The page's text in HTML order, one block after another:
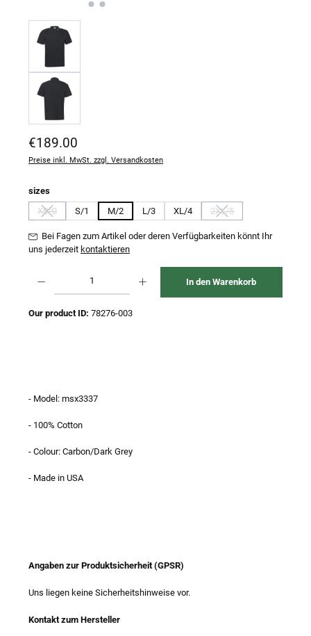
Regulärer Preis:
€189.00
Preise inkl. MwSt. zzgl. Versandkosten
sizesauswählen
XS/0
(Diese Option ist zurzeit nicht verfügbar.)
S/1 M/2 L/3 XL/4 2XL/5
(Diese Option ist zurzeit
Bei Fagen zum Artikel oder deren Verfügbarkeiten könnt Ihr
uns jederzeit kontaktieren
In den Warenkorb
Our product ID: 78276-003
- Model: msx3337
- 100% Cotton
- Colour: Carbon/Dark Grey
- Made in USA
Angaben zur Produktsicherheit (GPSR)
Uns liegen keine Sicherheitshinweise vor.
Kontakt zum Hersteller